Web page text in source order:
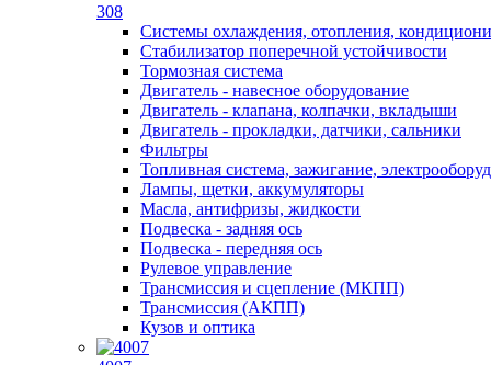
308
Системы охлаждения, отопления,
Стабилизатор поперечной устойчивости
Тормозная система
Двигатель - навесное оборудование
Двигатель - клапана, колпачки, вкладыши
Двигатель - прокладки, датчики, сальники
Фильтры
Топливная система, зажигание,
Лампы, щетки, аккумуляторы
Масла, антифризы, жидкости
Подвеска - задняя ось
Подвеска - передняя ось
Рулевое управление
Трансмиссия и сцепление (МКПП)
Трансмиссия (АКПП)
Кузов и оптика